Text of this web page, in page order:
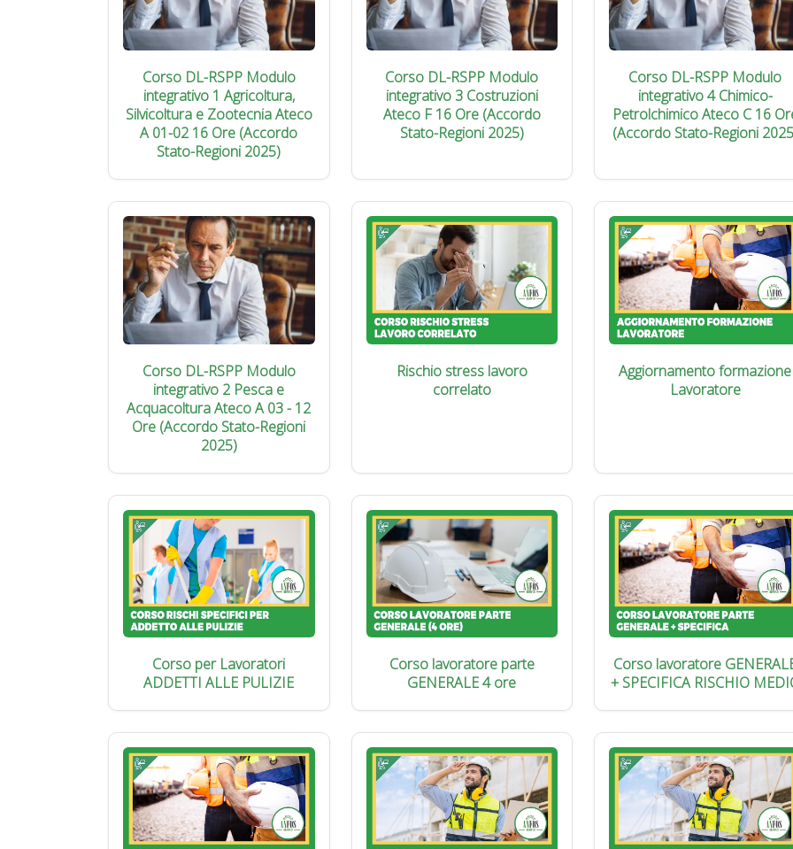
Corso DL-RSPP Modulo
integrativo 1 Agricoltura,
Silvicoltura e Zootecnia Ateco
A 01-02 16 Ore (Accordo
Stato-Regioni 2025)
Corso DL-RSPP Modulo
integrativo 3 Costruzioni
Ateco F 16 Ore (Accordo
Stato-Regioni 2025)
Corso DL-RSPP Modulo
integrativo 4 Chimico-
Petrolchimico Ateco C 16
(Accordo Stato-Regioni
Corso DL-RSPP Modulo
integrativo 2 Pesca e
Acquacoltura Ateco A 03 - 12
Ore (Accordo Stato-Regioni
2025)
Rischio stress lavoro
correlato
Aggiornamento formazione
Lavoratore
Corso per Lavoratori
ADDETTI ALLE PULIZIE
Corso lavoratore parte
GENERALE 4 ore
Corso lavoratore
+ SPECIFICA RISCHIO